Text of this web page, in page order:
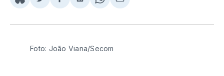
Share
BlueSky
Compartilhar
Twitter
Compartilhar
Facebook
Compartilhar
LinkedIn
Share
WhatsApp
Compartilhar
Email
Foto: João Viana/Secom